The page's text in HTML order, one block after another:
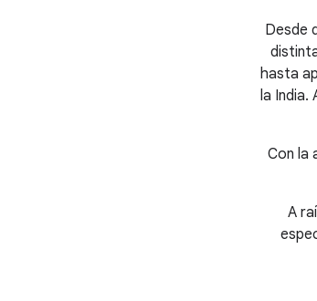
Desde
hasta
la
Con la
A